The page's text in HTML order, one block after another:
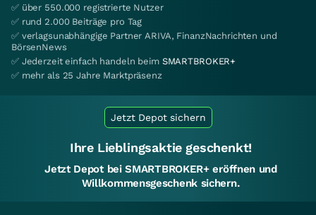
✅ über 550.000 registrierte Nutzer
✅ rund 2.000 Beiträge pro Tag
✅ verlagsunabhängige Partner ARIVA, FinanzNachrichten und
BörsenNews
✅ Jederzeit einfach handeln beim SMARTBROKER+
✅ mehr als 25 Jahre Marktpräsenz
Jetzt Depot sichern
Ihre Lieblingsaktie geschenkt!
Jetzt Depot bei SMARTBROKER+ eröffnen und
Willkommensgeschenk sichern.